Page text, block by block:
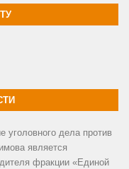
уголовного дела против
является
фракции «Единой